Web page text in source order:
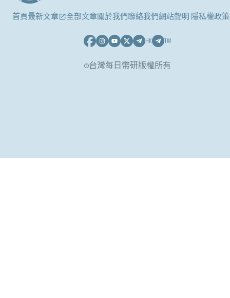
首頁最新文章 全部文章關於我們聯絡我們網站聲明 隱私權政策
HK TW
©台灣每日幣研版權所有